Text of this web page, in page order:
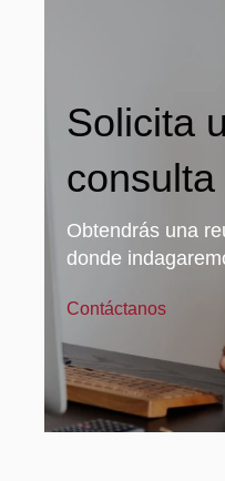
Solicita
Obtendrás una
donde
Contáctanos